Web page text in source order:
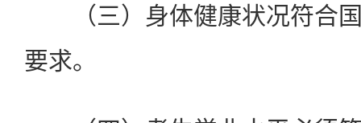
（三）身体健康状况符合国
要求。